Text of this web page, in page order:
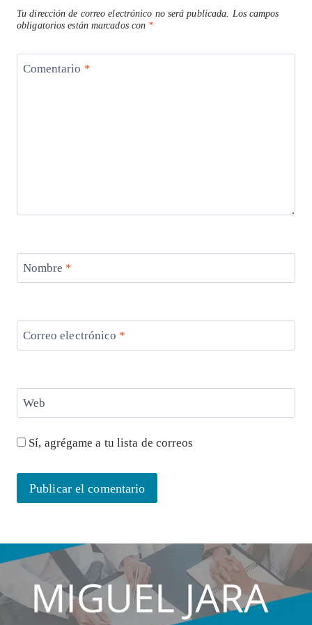
Tu dirección de correo electrónico no será publicada. Los campos
obligatorios están marcados con *
Comentario *
Nombre *
Correo electrónico *
Web
Sí, agrégame a tu lista de correos